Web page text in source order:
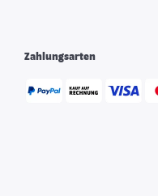
Zahlungsarten